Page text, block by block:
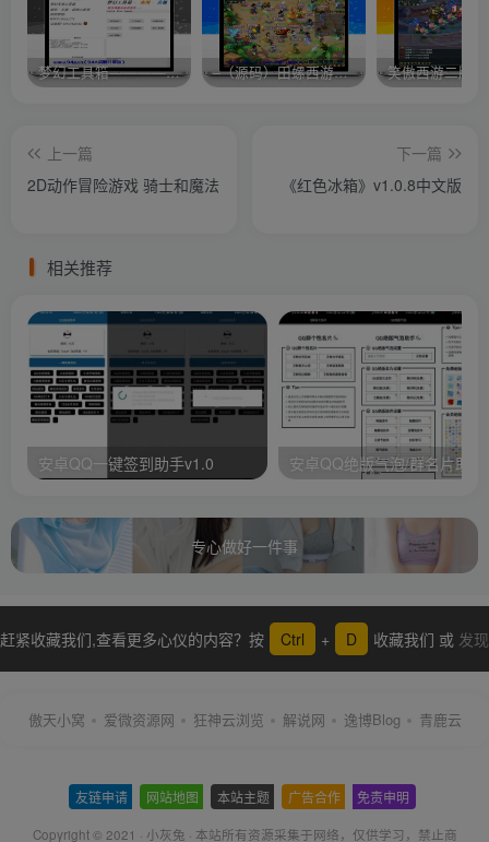
梦幻工具箱————-免费 –（源码）田螺西游9.0 假人摆摊18门派飞升渡劫化圣助战最新BB谛听…. 笑傲西游二版-
上一篇
2D动作冒险游戏 骑士和魔法
下一篇
《红色冰箱》v1.0.8中文版
相关推荐
安卓QQ一键签到助手v1.0 安卓QQ绝版气泡/群名片助手
专心做好一件事
赶紧收藏我们,查看更多心仪的内容？按 Ctrl + D 收藏我们 或 发现
傲天小窝 爱微资源网 狂神云浏览 解说网 逸博Blog 青鹿云
友链申请 网站地图 本站主题 广告合作 免责申明
Copyright © 2021 · 小灰兔 · 本站所有资源采集于网络，仅供学习，禁止商